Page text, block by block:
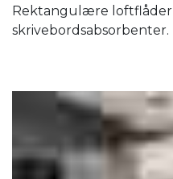
Rektangulære
skrivebordsabsorbenter.